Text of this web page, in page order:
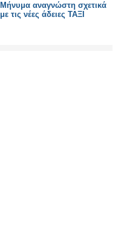
Μήνυμα αναγνώστη σχετικά
με τις νέες άδειες ΤΑΞΙ